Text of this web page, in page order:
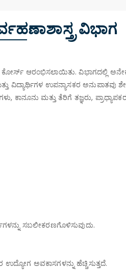
ವಿಭಾಗ
ಕೋರ್ಸ್ ಆರಂಭಿಸಲಾಯಿತು.ವಿಭಾಗದಲ್ಲಿ
ವಿದ್ಯಾರ್ಥಿಗಳ ಉಪನ್ಯಾಸಕರ ಅನುಪಾತವು
ಮತ್ತು ತೆರಿಗೆ ತಜ್ಞರು,
ಸಬಲೀಕರಣಗೊಳಿಸುವುದು.
ಅವಕಾಸಗಳನ್ನು ಹೆಚ್ಚಿಸುತ್ತದೆ.